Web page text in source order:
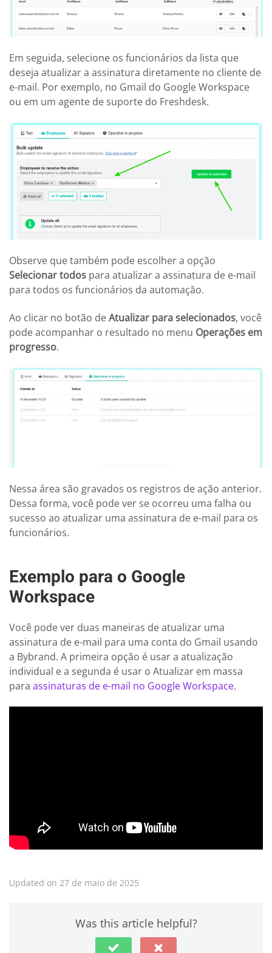
Em seguida, selecione os funcionários da lista que
deseja atualizar a assinatura diretamente no cliente de
e-mail. Por exemplo, no Gmail do Google Workspace
ou em um agente de suporte do Freshdesk.
Observe que também pode escolher a opção
Selecionar todos para atualizar a assinatura de e-mail
para todos os funcionários da automação.
Ao clicar no botão deAtualizar para selecionados, você
pode acompanhar o resultado no menu Operações em
progresso.
Nessa área são gravados os registros de ação anterior.
Dessa forma, você pode ver se ocorreu uma falha ou
sucesso ao atualizar uma assinatura de e-mail para os
funcionários.
Exemplo para o Google
Workspace
Você pode ver duas maneiras de atualizar uma
assinatura de e-mail para uma conta do Gmail usando
a Bybrand. A primeira opção é usar a atualização
individual e a segunda é usar o Atualizar em massa
para assinaturas de e-mail no Google Workspace.
Updated on 27 de maio de 2025
Was this article helpful?